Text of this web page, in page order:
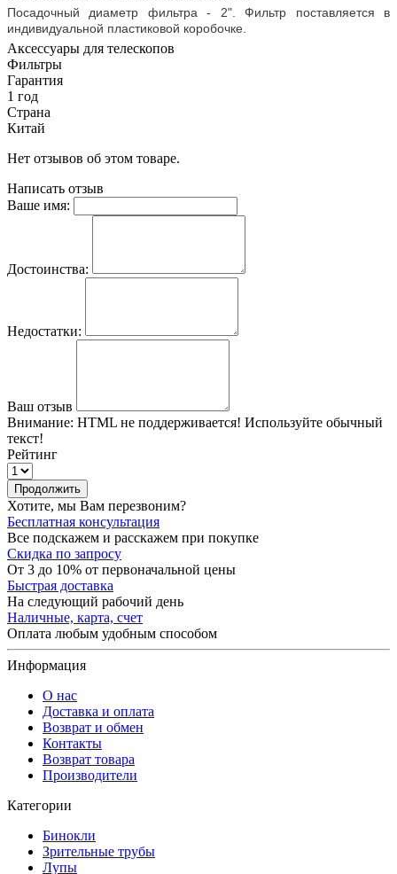
Посадочный диаметр фильтра - 2". Фильтр поставляется в
индивидуальной пластиковой коробочке.
Аксессуары для телескопов
Фильтры
Гарантия
1 год
Страна
Китай
Нет отзывов об этом товаре.
Написать отзыв
Ваше имя:
Достоинства:
Недостатки:
Ваш отзыв
Внимание: HTML не поддерживается! Используйте обычный
текст!
Рейтинг
Продолжить
Хотите, мы Вам перезвоним?
Бесплатная консультация
Все подскажем и расскажем при покупке
Скидка по запросу
От 3 до 10% от первоначальной цены
Быстрая доставка
На следующий рабочий день
Наличные, карта, счет
Оплата любым удобным способом
Информация
О нас
Доставка и оплата
Возврат и обмен
Контакты
Возврат товара
Производители
Категории
Бинокли
Зрительные трубы
Лупы